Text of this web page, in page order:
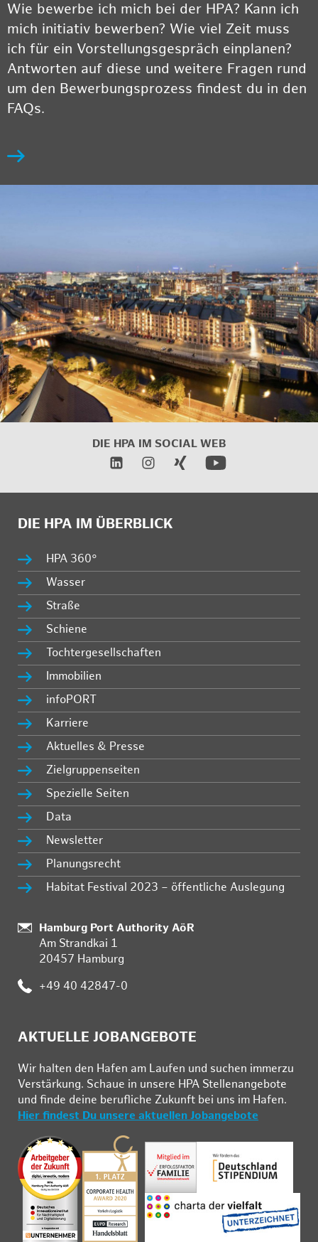
Wie bewerbe ich mich bei der HPA? Kann ich
mich initiativ bewerben? Wie viel Zeit muss
ich für ein Vorstellungsgespräch einplanen?
Antworten auf diese und weitere Fragen rund
um den Bewerbungsprozess findest du in den
FAQs.
DIE HPA IM SOCIAL WEB
DIE HPA IM ÜBERBLICK
HPA 360°
Wasser
Straße
Schiene
Tochtergesellschaften
Immobilien
infoPORT
Karriere
Aktuelles & Presse
Zielgruppenseiten
Spezielle Seiten
Data
Newsletter
Planungsrecht
Habitat Festival 2023 – öffentliche Auslegung
:
Hamburg Port Authority AöR
Am Strandkai 1
20457 Hamburg
: +49 40 42847-0
AKTUELLE JOBANGEBOTE
Wir hal­ten den Ha­fen am Lau­fen und su­chen im­mer­zu
Ver­stär­kung. Schau­e in un­se­re HPA Stel­len­an­ge­bo­te
und fin­de deine be­ruf­li­che Zu­kunft bei uns im Ha­fen.
Hier findest Du unsere aktuellen Jobangebote